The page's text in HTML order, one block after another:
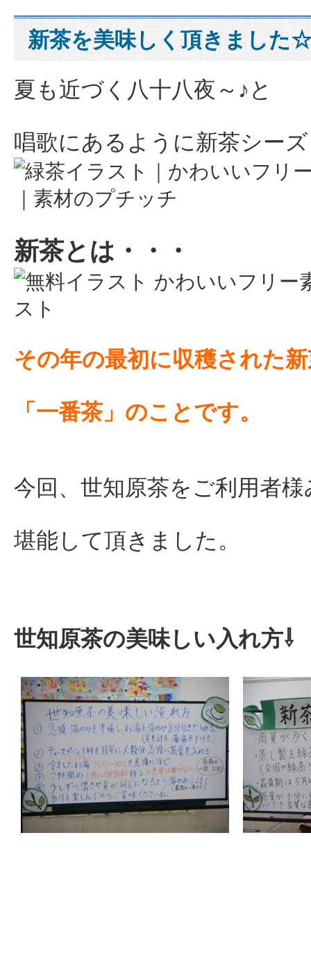
新茶を美味しく頂きました
夏も近づく八十八夜～♪と
唱歌にあるように新茶シー
新茶とは・・・
その年の最初に収穫された
「一番茶」のことです。
今回、世知原茶をご利用者
堪能して頂きました。
世知原茶の美味しい入れ方⇩